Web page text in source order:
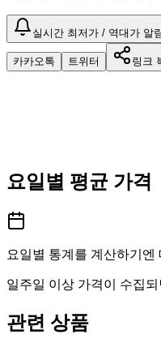
실시간 최저가 / 역대가 알
카카오톡 트위터 링크
요일별 평균 가격
요일별 통계를 계산하기엔
일주일 이상 가격이 수집
관련 상품